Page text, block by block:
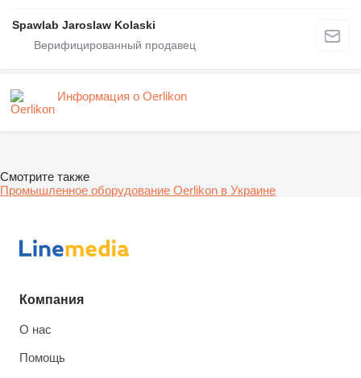
Spawlab Jaroslaw Kolaski
Информация о Oerlikon
Смотрите также
Промышленное оборудование Oerlikon в Украине
Компания
О нас
Помощь